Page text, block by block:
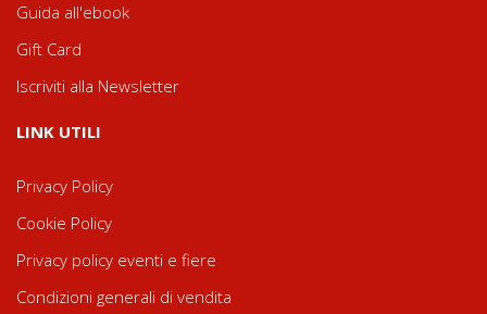
Guida all'ebook
Gift Card
Iscriviti alla Newsletter
LINK UTILI
Privacy Policy
Cookie Policy
Privacy policy eventi e fiere
Condizioni generali di vendita